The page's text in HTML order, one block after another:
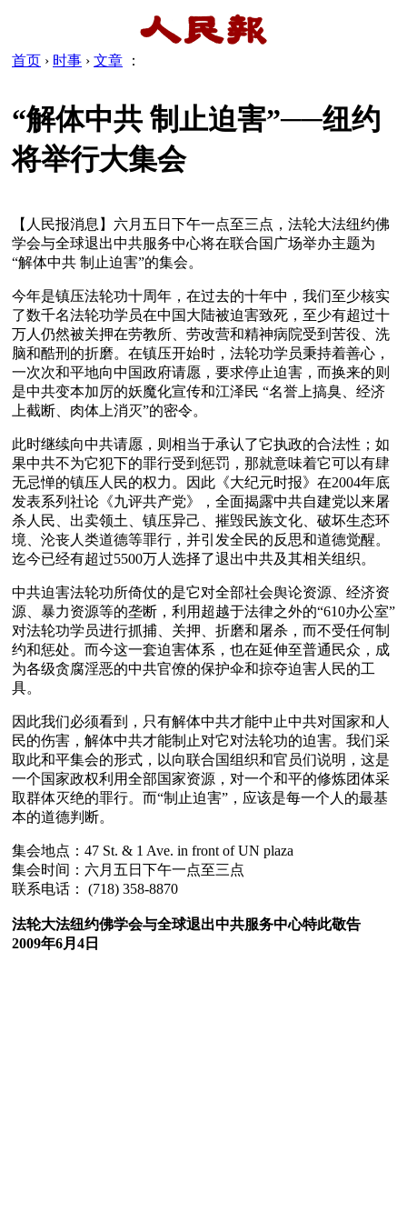
首页 › 时事 › 文章 ：
“解体中共 制止迫害”──纽约
将举行大集会
【人民报消息】六月五日下午一点至三点，法轮大法纽约佛
学会与全球退出中共服务中心将在联合国广场举办主题为
“解体中共 制止迫害”的集会。
今年是镇压法轮功十周年，在过去的十年中，我们至少核实
了数千名法轮功学员在中国大陆被迫害致死，至少有超过十
万人仍然被关押在劳教所、劳改营和精神病院受到苦役、洗
脑和酷刑的折磨。在镇压开始时，法轮功学员秉持着善心，
一次次和平地向中国政府请愿，要求停止迫害，而换来的则
是中共变本加厉的妖魔化宣传和江泽民 “名誉上搞臭、经济
上截断、肉体上消灭”的密令。
此时继续向中共请愿，则相当于承认了它执政的合法性；如
果中共不为它犯下的罪行受到惩罚，那就意味着它可以有肆
无忌惮的镇压人民的权力。因此《大纪元时报》在2004年底
发表系列社论《九评共产党》，全面揭露中共自建党以来屠
杀人民、出卖领土、镇压异己、摧毁民族文化、破坏生态环
境、沦丧人类道德等罪行，并引发全民的反思和道德觉醒。
迄今已经有超过5500万人选择了退出中共及其相关组织。
中共迫害法轮功所倚仗的是它对全部社会舆论资源、经济资
源、暴力资源等的垄断，利用超越于法律之外的“610办公室”
对法轮功学员进行抓捕、关押、折磨和屠杀，而不受任何制
约和惩处。而今这一套迫害体系，也在延伸至普通民众，成
为各级贪腐淫恶的中共官僚的保护伞和掠夺迫害人民的工
具。
因此我们必须看到，只有解体中共才能中止中共对国家和人
民的伤害，解体中共才能制止对它对法轮功的迫害。我们采
取此和平集会的形式，以向联合国组织和官员们说明，这是
一个国家政权利用全部国家资源，对一个和平的修炼团体采
取群体灭绝的罪行。而“制止迫害”，应该是每一个人的最基
本的道德判断。
集会地点：47 St. & 1 Ave. in front of UN plaza
集会时间：六月五日下午一点至三点
联系电话： (718) 358-8870
法轮大法纽约佛学会与全球退出中共服务中心特此敬告
2009年6月4日